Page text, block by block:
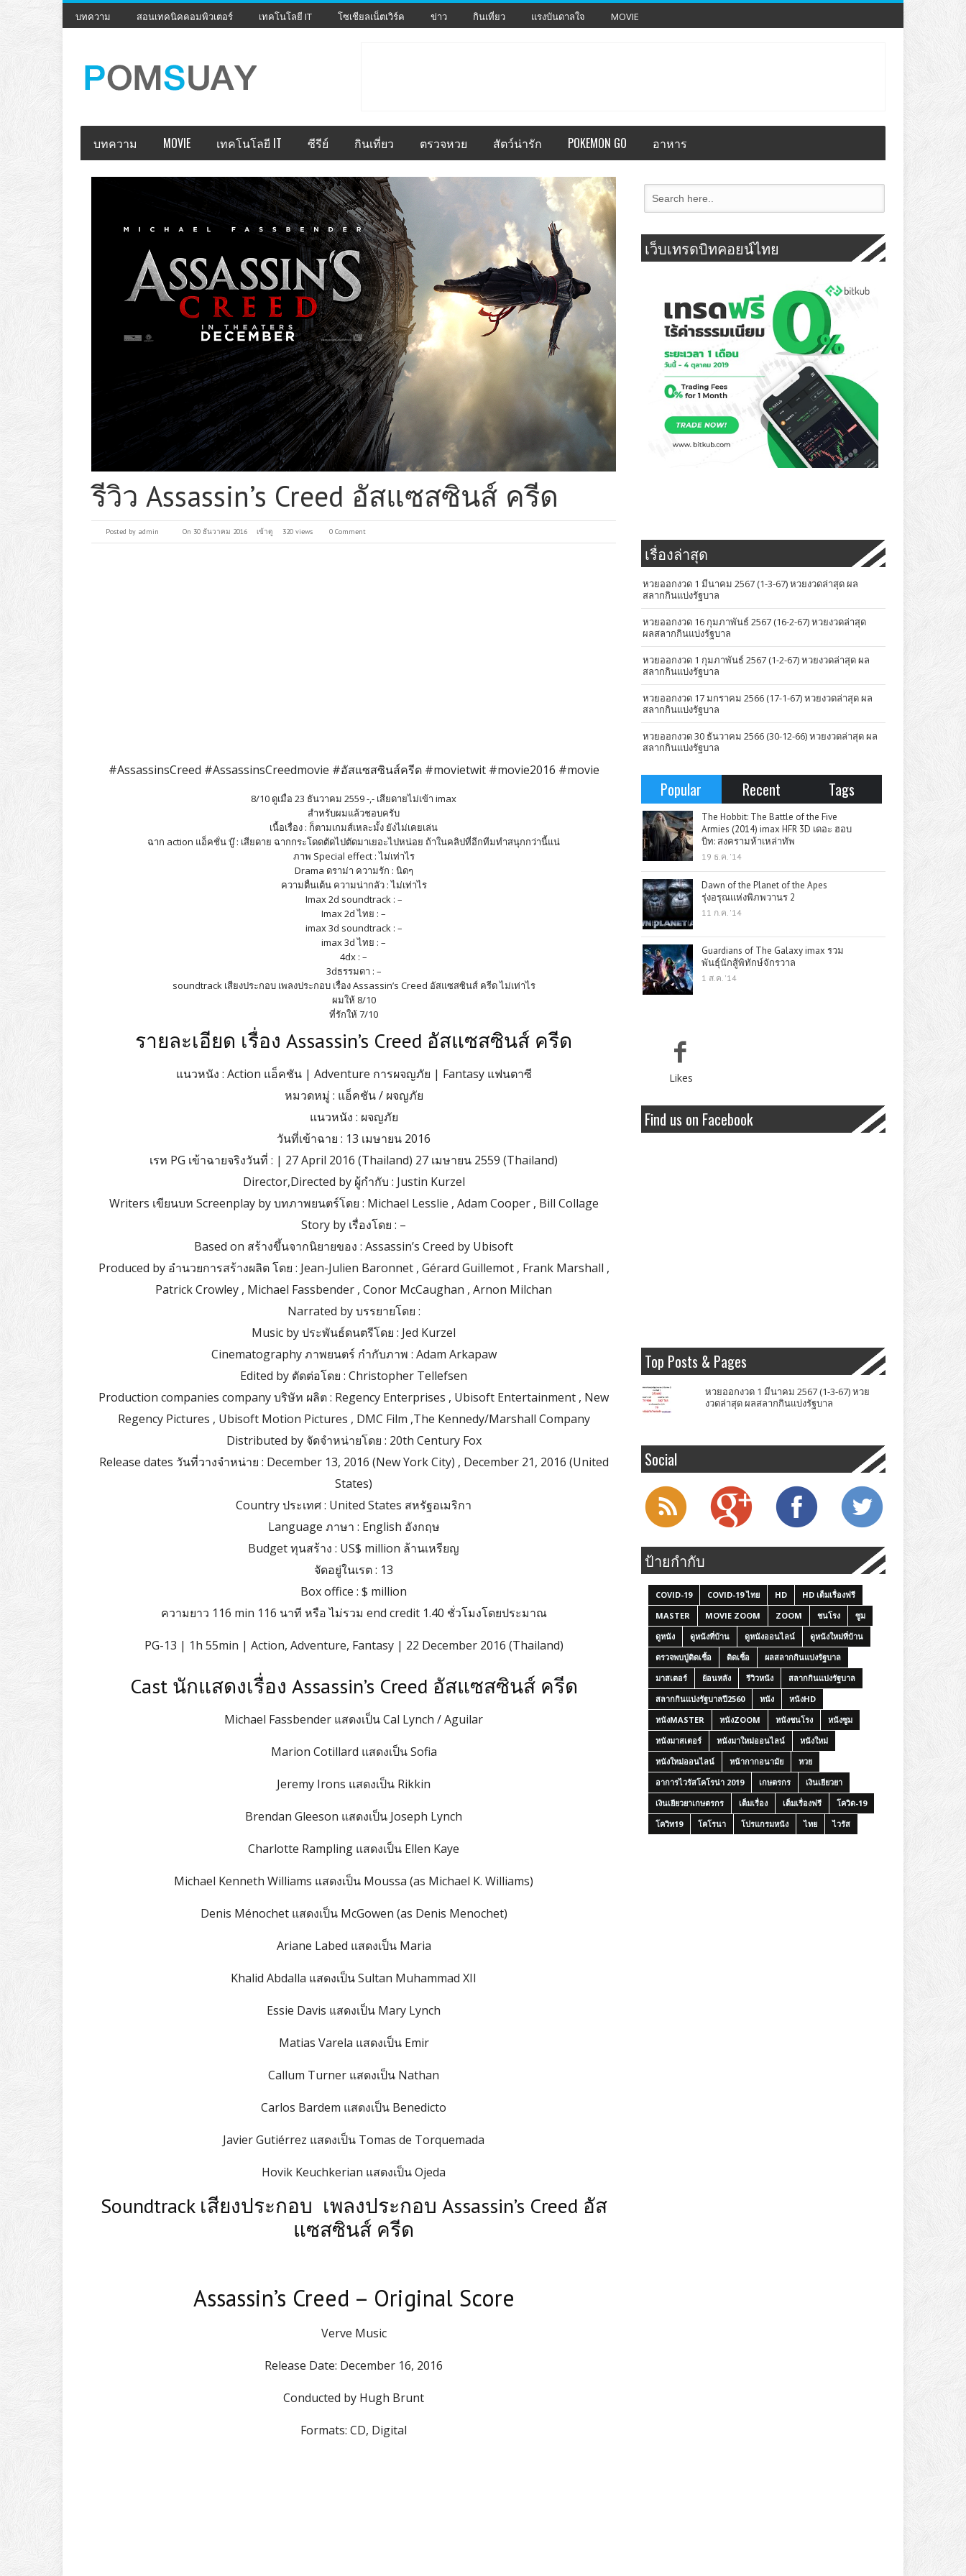
บทความ สอนเทคนิคคอมพิวเตอร์ เทคโนโลยี IT โซเชียลเน็ตเวิร์ค ข่าว กินเที่ยว แรงบันดาลใจ MOVIE
บทความ MOVIE เทคโนโลยี IT ซีรีย์ กินเที่ยว ตรวจหวย สัตว์น่ารัก POKEMON GO อาหาร
รีวิว Assassin’s Creed อัสแซสซินส์ ครีด
Posted by admin On 30 ธันวาคม 2016 เข้าดู 320 views 0 Comment
#AssassinsCreed #AssassinsCreedmovie #อัสแซสซินส์ครีด #movietwit #movie2016 #movie
8/10 ดูเมื่อ 23 ธันวาคม 2559 -,- เสียดายไม่เข้า imax
สำหรับผมแล้วชอบครับ
เนื้อเรื่อง : ก็ตามเกมส์เหละมั้ง ยังไม่เคยเล่น
ฉาก action แอ็คชั่น บู๊ : เสียดาย ฉากกระโดดตัดไปตัดมาเยอะไปหน่อย ถ้าในคลิปที่อีกทีมทำสนุกกว่านี้แน่
ภาพ Special effect : ไม่เท่าไร
Drama ดราม่า ความรัก : นิดๆ
ความตื่นเต้น ความน่ากลัว : ไม่เท่าไร
Imax 2d soundtrack : –
Imax 2d ไทย : –
imax 3d soundtrack : –
imax 3d ไทย : –
4dx : –
3dธรรมดา : –
soundtrack เสียงประกอบ เพลงประกอบ เรื่อง Assassin’s Creed อัสแซสซินส์ ครีด ไม่เท่าไร
ผมให้ 8/10
ที่รักให้ 7/10
รายละเอียด เรื่อง Assassin’s Creed อัสแซสซินส์ ครีด
แนวหนัง : Action แอ็คชัน | Adventure การผจญภัย | Fantasy แฟนตาซี
หมวดหมู่ : แอ็คชัน / ผจญภัย
แนวหนัง : ผจญภัย
วันที่เข้าฉาย : 13 เมษายน 2016
เรท PG เข้าฉายจริงวันที่ : | 27 April 2016 (Thailand) 27 เมษายน 2559 (Thailand)
Director,Directed by ผู้กำกับ : Justin Kurzel
Writers เขียนบท Screenplay by บทภาพยนตร์โดย : Michael Lesslie , Adam Cooper , Bill Collage
Story by เรื่องโดย : –
Based on สร้างขึ้นจากนิยายของ : Assassin’s Creed by Ubisoft
Produced by อำนวยการสร้างผลิต โดย : Jean-Julien Baronnet , Gérard Guillemot , Frank Marshall ,
Patrick Crowley , Michael Fassbender , Conor McCaughan , Arnon Milchan
Narrated by บรรยายโดย :
Music by ประพันธ์ดนตรีโดย : Jed Kurzel
Cinematography ภาพยนตร์ กำกับภาพ : Adam Arkapaw
Edited by ตัดต่อโดย : Christopher Tellefsen
Production companies company บริษัท ผลิต : Regency Enterprises , Ubisoft Entertainment , New
Regency Pictures , Ubisoft Motion Pictures , DMC Film ,The Kennedy/Marshall Company
Distributed by จัดจำหน่ายโดย : 20th Century Fox
Release dates วันที่วางจำหน่าย : December 13, 2016 (New York City) , December 21, 2016 (United
States)
Country ประเทศ : United States สหรัฐอเมริกา
Language ภาษา : English อังกฤษ
Budget ทุนสร้าง : US$ million ล้านเหรียญ
จัดอยู่ในเรต : 13
Box office : $ million
ความยาว 116 min 116 นาที หรือ ไม่รวม end credit 1.40 ชั่วโมงโดยประมาณ
PG-13 | 1h 55min | Action, Adventure, Fantasy | 22 December 2016 (Thailand)
Cast นักแสดงเรื่อง Assassin’s Creed อัสแซสซินส์ ครีด
Michael Fassbender แสดงเป็น Cal Lynch / Aguilar
Marion Cotillard แสดงเป็น Sofia
Jeremy Irons แสดงเป็น Rikkin
Brendan Gleeson แสดงเป็น Joseph Lynch
Charlotte Rampling แสดงเป็น Ellen Kaye
Michael Kenneth Williams แสดงเป็น Moussa (as Michael K. Williams)
Denis Ménochet แสดงเป็น McGowen (as Denis Menochet)
Ariane Labed แสดงเป็น Maria
Khalid Abdalla แสดงเป็น Sultan Muhammad XII
Essie Davis แสดงเป็น Mary Lynch
Matias Varela แสดงเป็น Emir
Callum Turner แสดงเป็น Nathan
Carlos Bardem แสดงเป็น Benedicto
Javier Gutiérrez แสดงเป็น Tomas de Torquemada
Hovik Keuchkerian แสดงเป็น Ojeda
Soundtrack เสียงประกอบ เพลงประกอบ Assassin’s Creed อัส
แซสซินส์ ครีด
Assassin’s Creed – Original Score
Verve Music
Release Date: December 16, 2016
Conducted by Hugh Brunt
Formats: CD, Digital
เว็บเทรดบิทคอยน์ไทย
เรื่องล่าสุด
หวยออกงวด 1 มีนาคม 2567 (1-3-67) หวยงวดล่าสุด ผล
สลากกินแบ่งรัฐบาล
หวยออกงวด 16 กุมภาพันธ์ 2567 (16-2-67) หวยงวดล่าสุด
ผลสลากกินแบ่งรัฐบาล
หวยออกงวด 1 กุมภาพันธ์ 2567 (1-2-67) หวยงวดล่าสุด ผล
สลากกินแบ่งรัฐบาล
หวยออกงวด 17 มกราคม 2566 (17-1-67) หวยงวดล่าสุด ผล
สลากกินแบ่งรัฐบาล
หวยออกงวด 30 ธันวาคม 2566 (30-12-66) หวยงวดล่าสุด ผล
สลากกินแบ่งรัฐบาล
Popular Recent Tags
The Hobbit: The Battle of the Five
Armies (2014) imax HFR 3D เดอะ ฮอบ
บิท: สงครามห้าเหล่าทัพ
19 ธ.ค. '14
Dawn of the Planet of the Apes
รุ่งอรุณแห่งพิภพวานร 2
11 ก.ค. '14
Guardians of The Galaxy imax รวม
พันธุ์นักสู้พิทักษ์จักรวาล
1 ส.ค. '14
Likes
Find us on Facebook
Top Posts & Pages
หวยออกงวด 1 มีนาคม 2567 (1-3-67) หวย
งวดล่าสุด ผลสลากกินแบ่งรัฐบาล
Social
ป้ายกำกับ
COVID-19 COVID-19 ไทย HD
HD เต็มเรื่องฟรี
MASTER
MOVIE ZOOM ZOOM ชนโรง
ซูม
ดูหนัง
ดูหนังที่บ้าน ดูหนังออนไลน์
ดูหนังใหม่ที่บ้าน
ตรวจพบปู่ติดเชื้อ
ติดเชื้อ
ผลสลากกินแบ่งรัฐบาล
มาสเตอร์
ย้อนหลัง รีวิวหนัง
สลากกินแบ่งรัฐบาล
สลากกินแบ่งรัฐบาลปี2560
หนัง
หนังHD
หนังMASTER
หนังZOOM หนังชนโรง
หนังซูม
หนังมาสเตอร์
หนังมาใหม่ออนไลน์
หนังใหม่
หนังใหม่ออนไลน์
หน้ากากอนามัย
หวย
อาการไวรัสโคโรน่า 2019
เกษตรกร
เงินเยียวยา
เงินเยียวยาเกษตรกร
เต็มเรื่อง เต็มเรื่องฟรี
โควิด-19
โควิท19
โคโรนา โปรแกรมหนัง ไทย ไวรัส